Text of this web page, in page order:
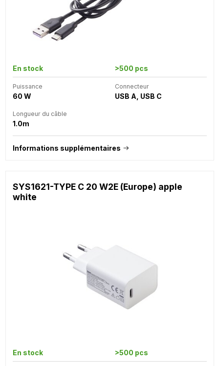
En stock >500 pcs
Puissance
60 W
Connecteur
USB A, USB C
Longueur du câble
1.0m
Informations supplémentaires
SYS1621-TYPE C 20 W2E (Europe) apple
white
En stock >500 pcs